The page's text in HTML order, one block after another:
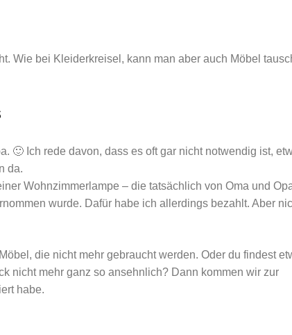
Wie bei Kleiderkreisel, kann man aber auch Möbel
🙂 Ich rede davon, dass es oft gar nicht notwendig ist,
da.
Wohnzimmerlampe – die tatsächlich von Oma und
wurde. Dafür habe ich allerdings bezahlt. Aber
die nicht mehr gebraucht werden. Oder du findest
nicht mehr ganz so ansehnlich? Dann kommen wir zur
habe.